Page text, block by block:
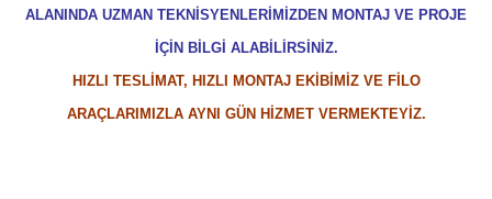
ALANINDA UZMAN TEKNİSYENLERİMİZDEN MONTAJ VE PROJE
İÇİN BİLGİ ALABİLİRSİNİZ.
HIZLI TESLİMAT, HIZLI MONTAJ EKİBİMİZ VE FİLO
ARAÇLARIMIZLA AYNI GÜN HİZMET VERMEKTEYİZ.